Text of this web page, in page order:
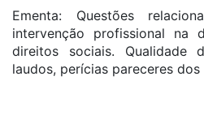
Ementa: Questões
intervenção profissional na
direitos sociais. Qualidade
laudos, perícias pareceres